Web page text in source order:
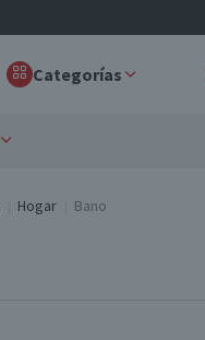
Categorías
Hogar Bano